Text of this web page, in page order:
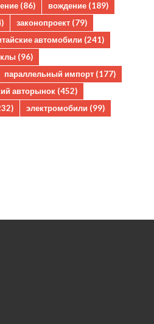
(86) вождение (189)
законопроект (79)
автомобили (241)
(96)
параллельный импорт (177)
авторынок (452)
электромобили (99)